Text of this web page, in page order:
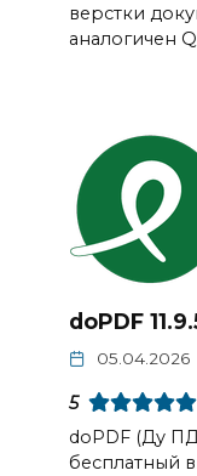
верстки
аналогичен
doPDF
05.04.2026
5
doPDF (Ду
бесплатный